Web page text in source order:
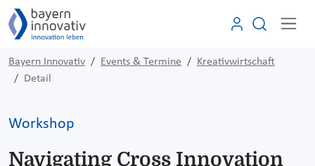
Bayern Innovativ Events & Termine
Kreativwirtschaft
Detail
Workshop
Navigating Cross Innovation